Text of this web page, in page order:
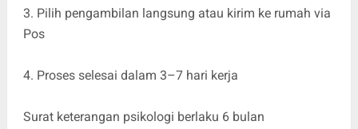
3. Pilih pengambilan langsung atau kirim ke rumah via
Pos
4. Proses selesai dalam 3–7 hari kerja
Surat keterangan psikologi berlaku 6 bulan